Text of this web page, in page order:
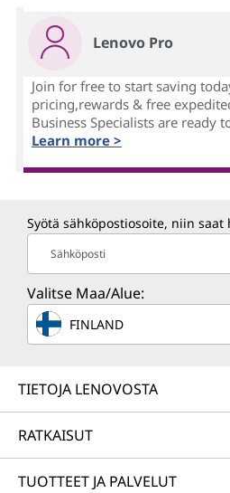
Lenovo Pro
Join for free to start saving
pricing,rewards & free
Business Specialists are ready
Learn more >
Syötä sähköpostiosoite, niin
Sähköposti
Valitse Maa/Alue:
FINLAND
TIETOJA LENOVOSTA
RATKAISUT
TUOTTEET JA PALVELUT